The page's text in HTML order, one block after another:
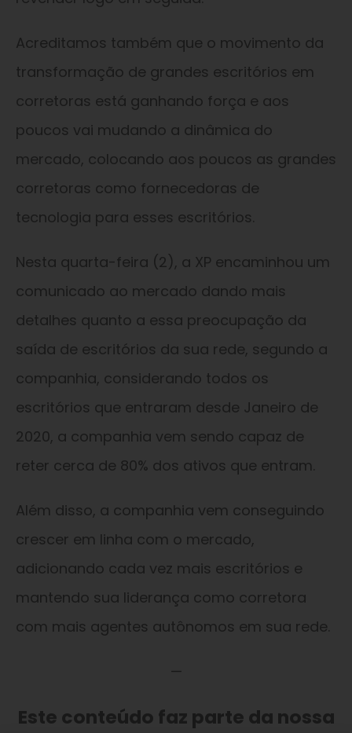
Acreditamos também que o movimento da
transformação de grandes escritórios em
corretoras está ganhando força e aos
poucos vai mudando a dinâmica do
mercado, colocando aos poucos as grandes
corretoras como fornecedoras de
tecnologia para esses escritórios.
Nesta quarta-feira (2), a XP encaminhou um
comunicado ao mercado dando mais
detalhes quanto a essa preocupação da
saída de escritórios da sua rede, segundo a
companhia, considerando todos os
escritórios que entraram desde Janeiro de
2020, a companhia vem sendo capaz de
reter cerca de 80% dos ativos que entram.
Além disso, a companhia vem conseguindo
crescer em linha com o mercado,
adicionando cada vez mais escritórios e
mantendo sua liderança como corretora
com mais agentes autônomos em sua rede.
—
Este conteúdo faz parte da nossa